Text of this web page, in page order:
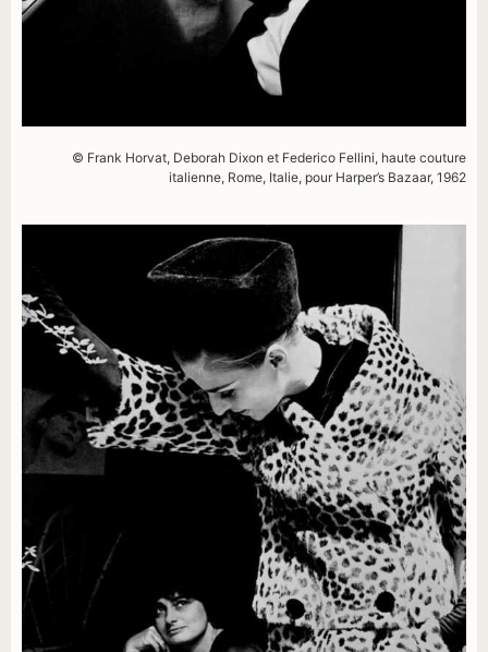
© Frank Horvat, Deborah Dixon et Federico Fellini, haute couture
italienne, Rome, Italie, pour Harper’s Bazaar, 1962